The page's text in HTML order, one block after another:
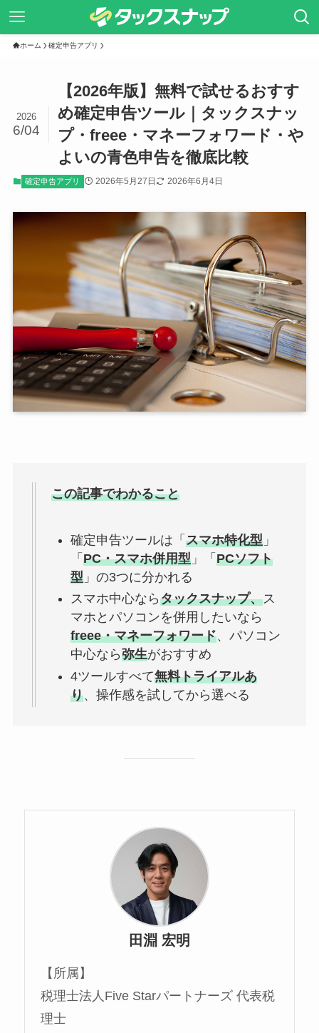
ホーム 確定申告アプリ
【2026年版】無料で試せるおすす
め確定申告ツール｜タックスナッ
プ・freee・マネーフォワード・や
よいの青色申告を徹底比較
2026
6/04
確定申告アプリ 2026年5月27日 2026年6月4日
この記事でわかること
確定申告ツールは「 スマホ特化型」
「 PC・スマホ併用型」「 PCソフト
型」の3つに分かれる
スマホ中心ならタックスナップ、ス
マホとパソコンを併用したいなら
freee・マネーフォワード、パソコン
中心なら弥生がおすすめ
4ツールすべて無料トライアルあ
り、操作感を試してから選べる
田淵 宏明
【所属】
税理士法人Five Starパートナーズ 代表税
理士